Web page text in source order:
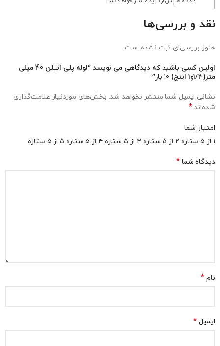
نقد و بررسی‌ها
هنوز بررسی‌ای ثبت نشده است.
اولین کسی باشید که دیدگاهی می نویسد “لوله پلی اتیلن 40 میلی
متر(1/4و1 اینچ) 10 بار”
نشانی ایمیل شما منتشر نخواهد شد. بخش‌های موردنیاز علامت‌گذاری
شده‌اند *
امتیاز شما
۱ از ۵ ستاره
۲ از ۵ ستاره ۳ از ۵ ستاره ۴ از ۵ ستاره ۵ از ۵ ستاره
دیدگاه شما *
نام *
ایمیل *